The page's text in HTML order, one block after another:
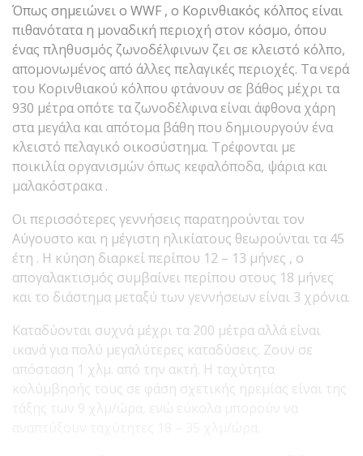
Όπως σημειώνει ο WWF , ο Κορινθιακός κόλπος είναι
πιθανότατα η μοναδική περιοχή στον κόσμο, όπου
ένας πληθυσμός ζωνοδέλφινων ζει σε κλειστό κόλπο,
απομονωμένος από άλλες πελαγικές περιοχές. Τα νερά
του Κορινθιακού κόλπου φτάνουν σε βάθος μέχρι τα
930 μέτρα οπότε τα ζωνοδέλφινα είναι άφθονα χάρη
στα μεγάλα και απότομα βάθη που δημιουργούν ένα
κλειστό πελαγικό οικοσύστημα. Τρέφονται με
ποικιλία οργανισμών όπως κεφαλόποδα, ψάρια και
μαλακόστρακα .
Οι περισσότερες γεννήσεις παρατηρούνται τον
Αύγουστο και η μέγιστη ηλικίατους θεωρούνται τα 45
έτη . Η κύηση διαρκεί περίπου 12 – 13 μήνες , ο
απογαλακτισμός συμβαίνει περίπου στους 18 μήνες
και το διάστημα μεταξύ των γεννήσεων είναι 3 χρόνια.
Καταδύονται συχνά μέχρι τα 200 μέτρα αλλά είναι
ικανά για πολύ μεγαλύτερες καταδύσεις. Ζουν σε
απόσταση 1 χλμ. από την ακτή. Η ταχύτητα
κολύμβησής τους σε φάση σχετικής ηρεμίας είναι της